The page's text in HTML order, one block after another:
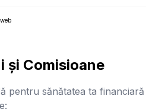
și Comisioane
pentru sănătatea ta